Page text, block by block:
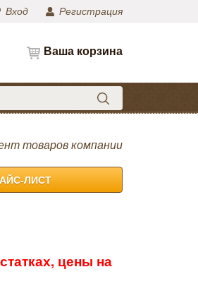
Вход Регистрация
Ваша корзина
товаров компании
ЛИСТ
цены на